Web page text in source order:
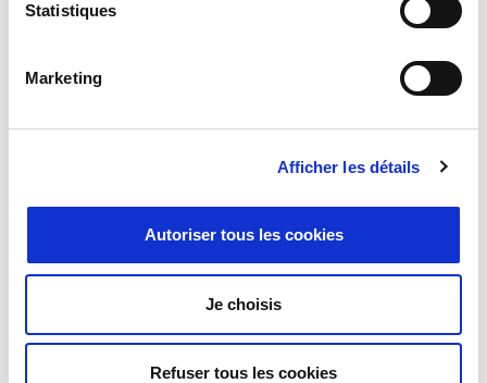
Statistiques
Marketing
Afficher les détails
Autoriser tous les cookies
Je choisis
Refuser tous les cookies